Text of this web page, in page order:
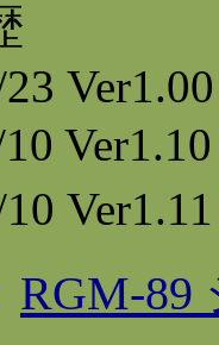
Ver1.00
10
10
RGM-89